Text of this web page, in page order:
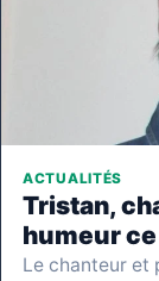
ACTUALITÉS
Tristan,
humeur
Le chanteur et